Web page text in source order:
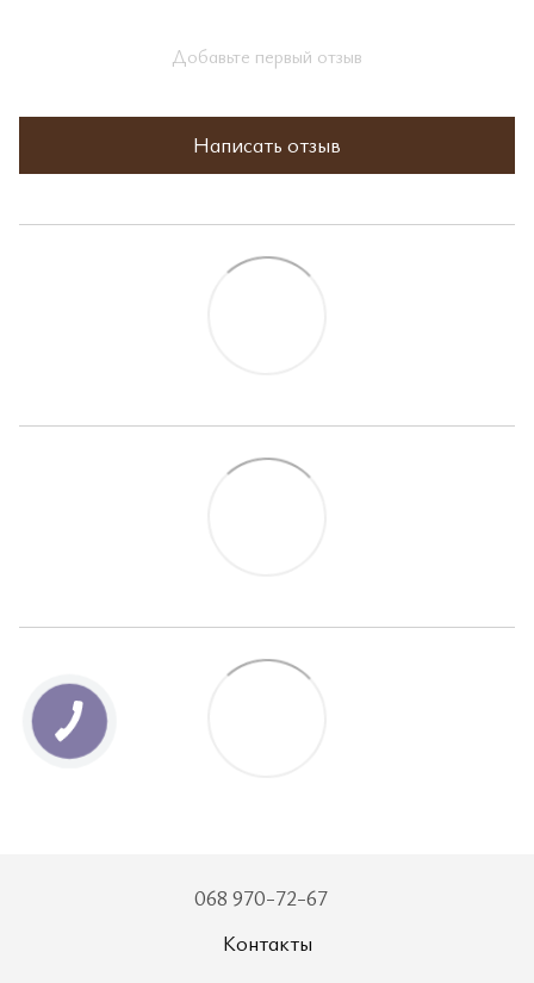
Добавьте первый отзыв
Написать отзыв
068 970-72-67
Контакты